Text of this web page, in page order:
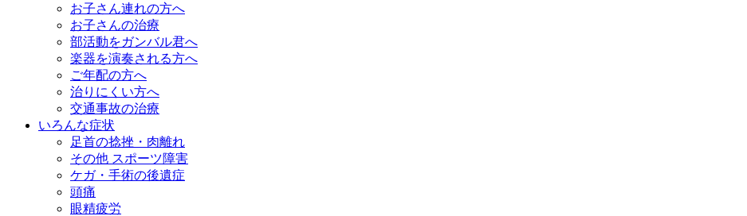
お子さん連れの方へ
お子さんの治療
部活動をガンバル君へ
楽器を演奏される方へ
ご年配の方へ
治りにくい方へ
交通事故の治療
いろんな症状
足首の捻挫・肉離れ
その他 スポーツ障害
ケガ・手術の後遺症
頭痛
眼精疲労